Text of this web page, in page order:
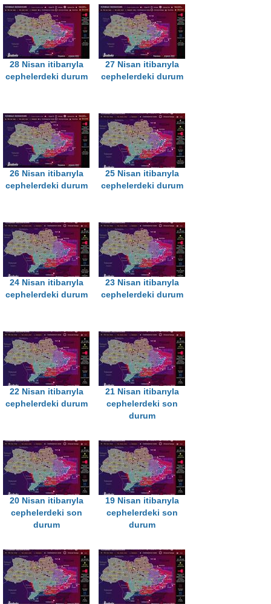
28 Nisan itibarıyla
cephelerdeki durum
27 Nisan itibarıyla
cephelerdeki durum
26 Nisan itibarıyla
cephelerdeki durum
25 Nisan itibarıyla
cephelerdeki durum
24 Nisan itibarıyla
cephelerdeki durum
23 Nisan itibarıyla
cephelerdeki durum
22 Nisan itibarıyla
cephelerdeki durum
21 Nisan itibarıyla
cephelerdeki son
durum
20 Nisan itibarıyla
cephelerdeki son
durum
19 Nisan itibarıyla
cephelerdeki son
durum